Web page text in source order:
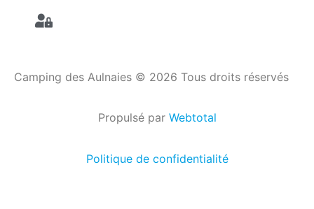
Camping des Aulnaies © 2026 Tous droits réservés
Propulsé par Webtotal
Politique de confidentialité